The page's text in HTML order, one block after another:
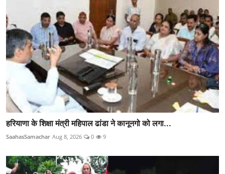
हरियाणा के शिक्षा मंत्री महिपाल ढांडा ने कानूनगो को लगा...
SaahasSamachar Aug 8, 2026 0 9